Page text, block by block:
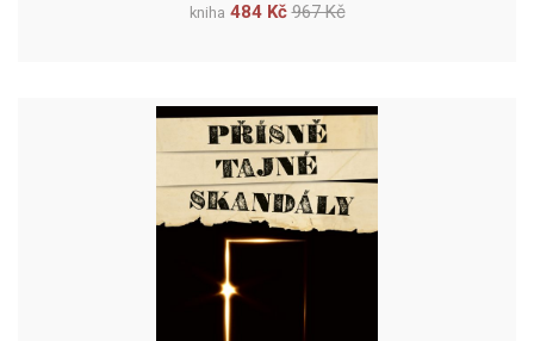
kniha 484 Kč 967 Kč